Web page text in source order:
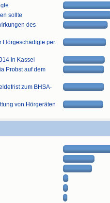
sollte
des
Hörgeschädigte per
in Kassel
Probst auf dem
zum BHSA-
von Hörgeräten